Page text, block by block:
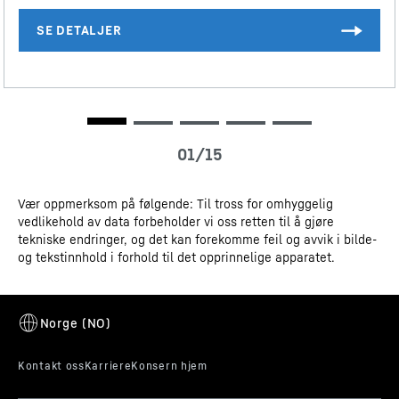
LED-toppbelysningen lyser opp kjøleskapet ovenfra og
gir deg full oversikt over matvarene. Et ekstra lyspunkt:
LED-lampene er plassert foran glassplatene, slik at
ferskvareavdelingene med én desimal. Det komplette utvalget av
effektivitetsklasser finner du på side 9 i samsvar med (EU) 2017/1369
6a. Begrepet "volum" refererer til begrepet "kubikkapasitet" i
gjeldende forordning.
Vær oppmerksom på følgende: Til tross for omhyggelig
vedlikehold av data forbeholder vi oss retten til å gjøre
tekniske endringer, og det kan forekomme feil og avvik i bilde-
og tekstinnhold i forhold til det opprinnelige apparatet.